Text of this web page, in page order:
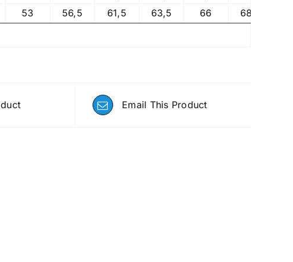
53 56,5 61,5 63,5 66 68,5
Email This Product